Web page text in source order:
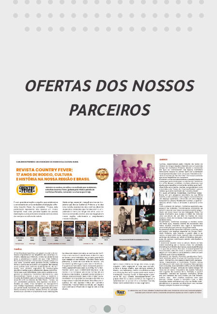
OFERTAS DOS NOSSOS
PARCEIROS